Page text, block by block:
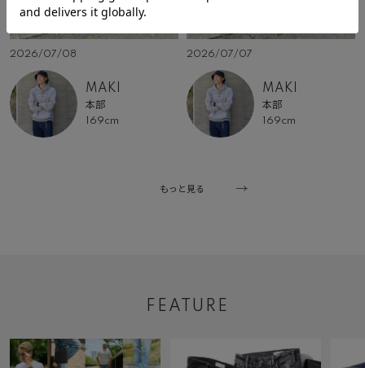
2026/07/08
MAKI
本部
169cm
2026/07/07
MAKI
本部
169cm
もっと見る
FEATURE